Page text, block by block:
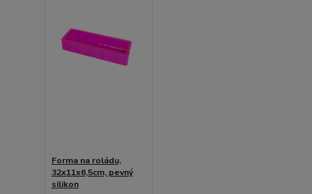
Forma na roládu,
32x11x6,5cm, pevný
silikon